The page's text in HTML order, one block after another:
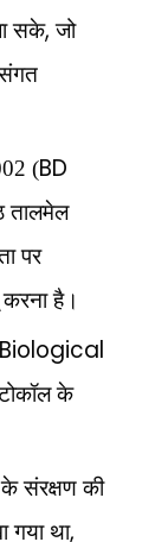
सके,जो
(BD
तालमेल
पर
करना है।
के
संरक्षण की
गया था,